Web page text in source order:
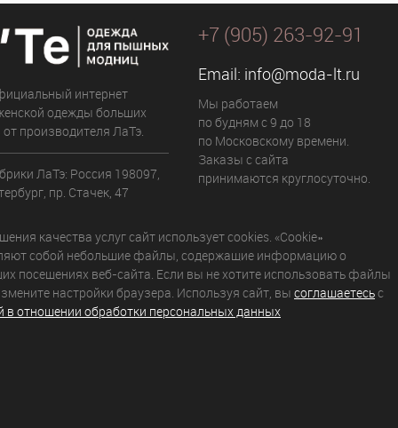
интернет
одежды больших
производителя ЛаТэ.
ЛаТэ: Россия 198097,
пр. Стачек, 47
+7 (905) 263-92-91
Email: info@moda-lt.ru
Мы работаем
по будням с 9 до 18
по Московскому времени.
Заказы с сайта
принимаются круглосуточно.
качества услуг сайт использует cookies. «Cookie»
собой небольшие файлы, содержащие информацию о
посещениях веб-сайта. Если вы не хотите использовать файлы
настройки браузера. Используя сайт, вы соглашаетесьс
в отношении обработки персональных данных